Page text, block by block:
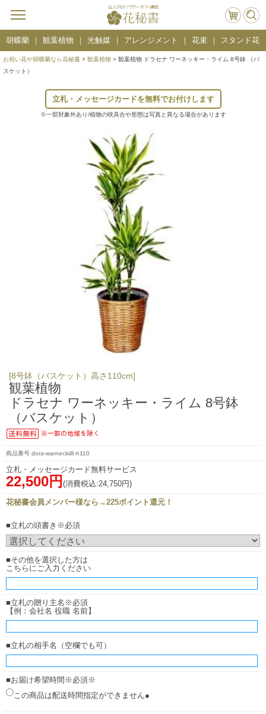
胡蝶蘭 観葉植物 光触媒 アレンジメント 花束 スタンド花
お祝い花や胡蝶蘭なら花秘書 > 観葉植物 > 観葉植物 ドラセナ ワーネッキー・ライム 8号鉢 （バ
スケット）
立札・メッセージカードを無料でお付けします
※一部対象外あり/植物の咲具合や形態は写真と異なる場合があります
[8号鉢（バスケット）高さ110cm]
観葉植物
ドラセナ ワーネッキー・ライム 8号鉢
（バスケット）
dora-warneckii8-h110
立札・メッセージカード無料サービス
22,500円 (消費税込:24,750円)
花秘書会員メンバー様なら→225ポイント還元！
■立札の頭書き※必須
■その他を選択した方は
こちらにご入力ください
■立札の贈り主名※必須
【例：会社名 役職 名前】
■立札の相手名（空欄でも可）
■お届け希望時間※必須※
この商品は配送時間指定ができません●